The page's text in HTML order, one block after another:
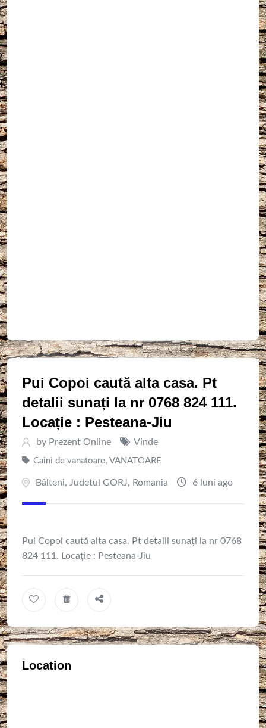
Pui Copoi caută alta casa. Pt
detalii sunați la nr 0768 824 111.
Locație : Pesteana-Jiu
by Prezent Online Vinde
Caini de vanatoare, VANATOARE
Bâlteni, Judetul GORJ, Romania 6 luni ago
Pui Copoi caută alta casa. Pt detalii sunați la nr 0768
824 111. Locație : Pesteana-Jiu
Location